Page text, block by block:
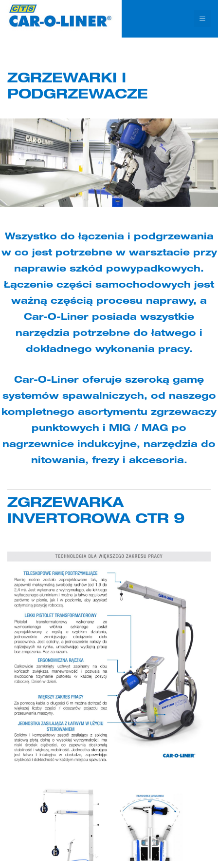
Na tej stronie stosujemy pliki cookies. Kontynuowanie przeglądania serwisu bez
zmiany ustawień traktujemy jako zgodę na użycie plików cookies.
Rozumiem!
ZGRZEWARKI I
PODGRZEWACZE
Wszystko do łączenia i podgrzewania
w co jest potrzebne w warsztacie przy
naprawie szkód powypadkowych.
Łączenie części samochodowych jest
ważną częścią procesu naprawy, a
Car-O-Liner posiada wszystkie
narzędzia potrzebne do łatwego i
dokładnego wykonania pracy.
Car-O-Liner oferuje szeroką gamę
systemów spawalniczych, od naszego
kompletnego asortymentu zgrzewaczy
punktowych i MIG / MAG po
nagrzewnice indukcyjne, narzędzia do
nitowania, frezy i akcesoria.
ZGRZEWARKA
INVERTOROWA CTR 9